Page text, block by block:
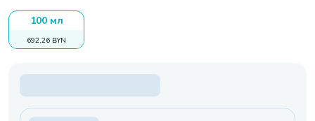
100 мл
692,26 BYN